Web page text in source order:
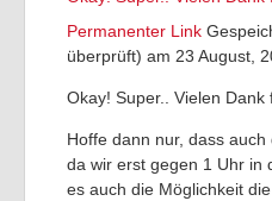
Permanenter Link
überprüft) am 23 August,
Okay! Super.. Vielen Dank
Hoffe dann nur, dass auch
da wir erst gegen 1 Uhr in
es auch die Möglichkeit